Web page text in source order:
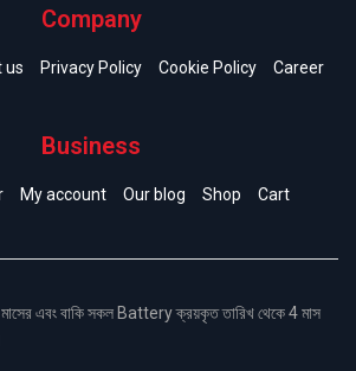
Company
us Privacy Policy Cookie Policy Career
Business
My account Our blog Shop Cart
এবং বাকি সকল Battery ক্রয়কৃত তারিখ থেকে 4 মাস